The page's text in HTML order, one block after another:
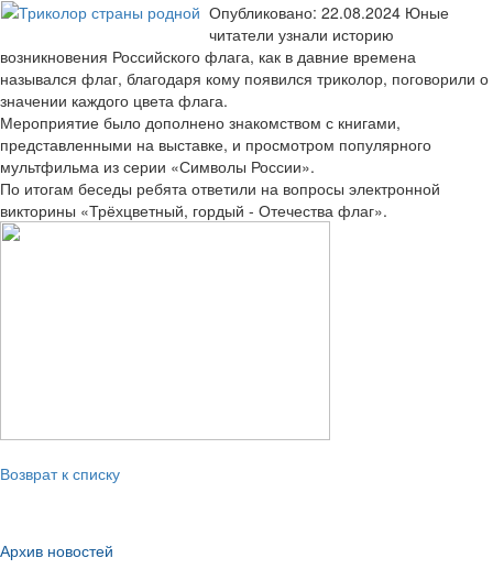
Опубликовано: 22.08.2024 Юные
читатели узнали историю
возникновения Российского флага, как в давние времена
назывался флаг, благодаря кому появился триколор, поговорили о
значении каждого цвета флага.
Мероприятие было дополнено знакомством с книгами,
представленными на выставке, и просмотром популярного
мультфильма из серии «Символы России».
По итогам беседы ребята ответили на вопросы электронной
викторины «Трёхцветный, гордый - Отечества флаг».
Возврат к списку
Архив новостей